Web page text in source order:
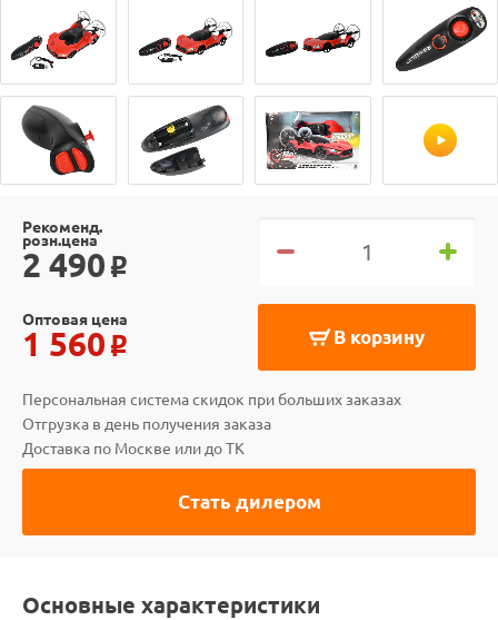
Рекоменд.
розн.цена
2 490 o
В корзину
Оптовая цена
1 560 o
Персональная система скидок при больших заказах
Отгрузка в день получения заказа
Доставка по Москве или до ТК
Стать дилером
Основные характеристики